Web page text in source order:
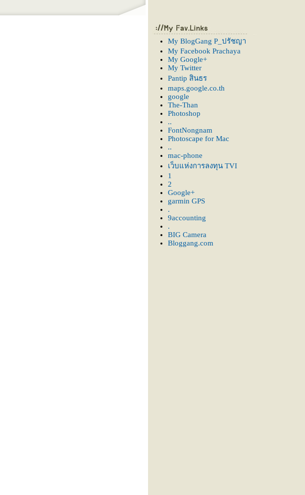
My BlogGang P_ปรัชญา
My Facebook Prachaya
My Google+
My Twitter
Pantip สินธร
maps.google.co.th
google
The-Than
Photoshop
..
FontNongnam
Photoscape for Mac
..
mac-phone
เว็บแห่งการลงทุน TVI
1
2
Google+
garmin GPS
.
9accounting
.
BIG Camera
Bloggang.com